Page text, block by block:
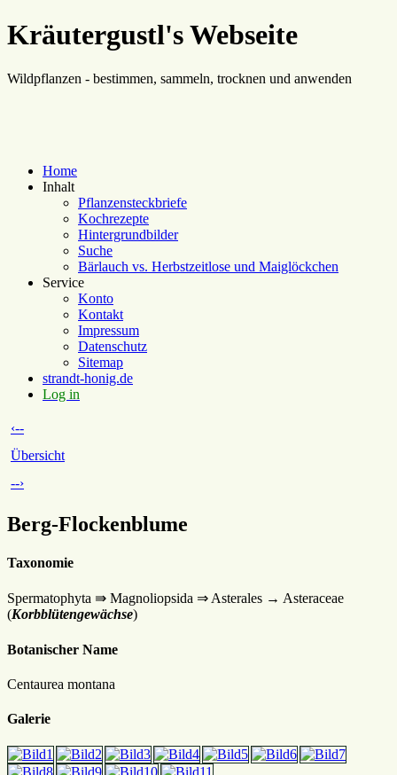
Kräutergustl's Webseite
Wildpflanzen - bestimmen, sammeln, trocknen und anwenden
Home
Inhalt
Pflanzensteckbriefe
Kochrezepte
Hintergrundbilder
Suche
Bärlauch vs. Herbstzeitlose und Maiglöckchen
Service
Konto
Kontakt
Impressum
Datenschutz
Sitemap
strandt-honig.de
Log in
‹--
Übersicht
--›
Berg-Flockenblume
Taxonomie
Spermatophyta ⇛ Magnoliopsida ⇒ Asterales → Asteraceae
(Korbblütengewächse)
Botanischer Name
Centaurea montana
Galerie